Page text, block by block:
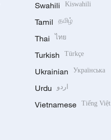
Swahili Kiswahili
Tamil தமிழ்
Thai ไทย
Turkish Türkçe
Ukrainian Українська
Urdu اردو
Vietnamese Tiếng Việt